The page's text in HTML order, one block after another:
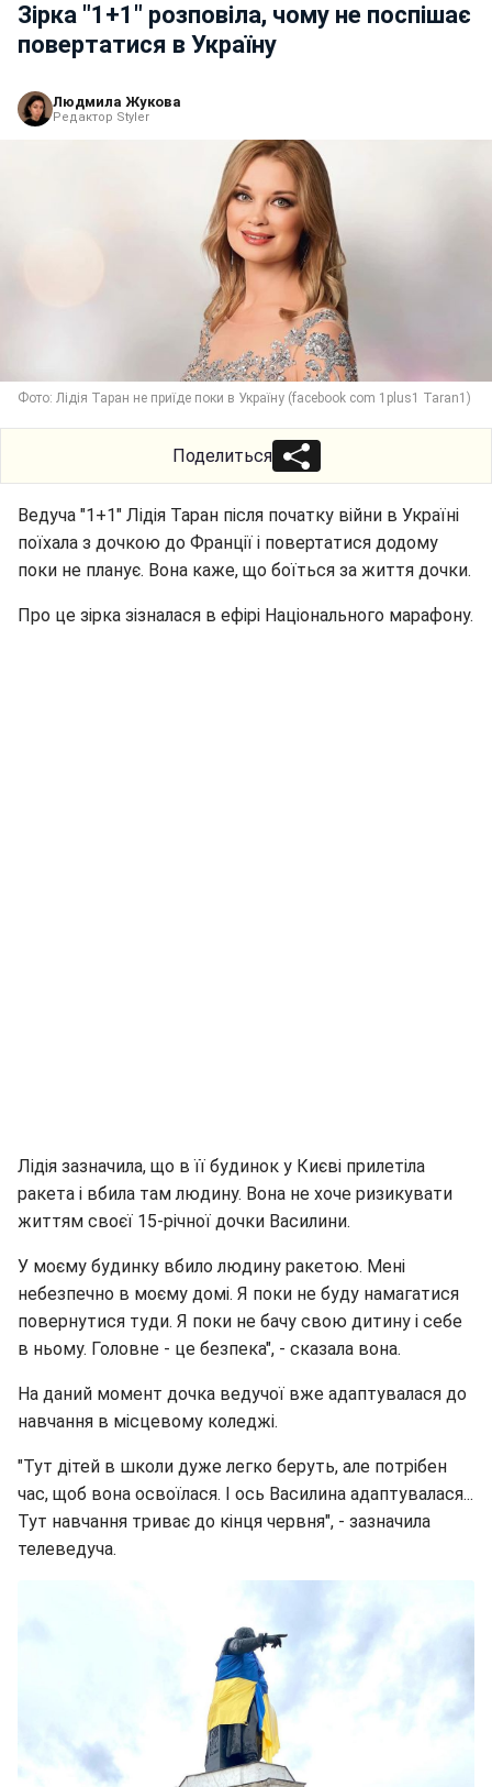
Зірка "1+1" розповіла, чому не поспішає
повертатися в Україну
Людмила Жукова
Редактор Styler
Фото: Лідія Таран не приїде поки в Україну (facebook com 1plus1 Taran1)
Поделиться
Ведуча "1+1" Лідія Таран після початку війни в Україні
поїхала з дочкою до Франції і повертатися додому
поки не планує. Вона каже, що боїться за життя дочки.
Про це зірка зізналася в ефірі Національного марафону.
Лідія зазначила, що в її будинок у Києві прилетіла
ракета і вбила там людину. Вона не хоче ризикувати
життям своєї 15-річної дочки Василини.
У моєму будинку вбило людину ракетою. Мені
небезпечно в моєму домі. Я поки не буду намагатися
повернутися туди. Я поки не бачу свою дитину і себе
в ньому. Головне - це безпека", - сказала вона.
На даний момент дочка ведучої вже адаптувалася до
навчання в місцевому коледжі.
"Тут дітей в школи дуже легко беруть, але потрібен
час, щоб вона освоїлася. І ось Василина адаптувалася...
Тут навчання триває до кінця червня", - зазначила
телеведуча.